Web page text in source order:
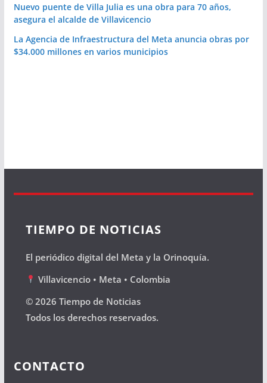
Nuevo puente de Villa Julia es una obra para 70 años,
asegura el alcalde de Villavicencio
La Agencia de Infraestructura del Meta anuncia obras por
$34.000 millones en varios municipios
TIEMPO DE NOTICIAS
El periódico digital del Meta y la Orinoquía.
Villavicencio • Meta • Colombia
© 2026 Tiempo de Noticias
Todos los derechos reservados.
CONTACTO